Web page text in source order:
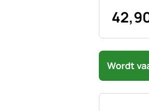
42,
Wordt